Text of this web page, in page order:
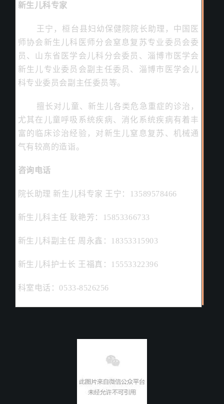
新生儿科专家
王宁，桓台县妇幼保健院院长助理，中国医
师协会新生儿科医师分会窒息复苏专业委员会委
员、山东省医学会儿科分会委员、淄博市医学会
新生儿专业委员会副主任委员、淄博市医学会儿
科专业委员会副主任委员等。
擅长对儿童、新生儿各类危急重症的诊治，
尤其在儿童呼吸系统疾病、消化系统疾病有着丰
富的临床诊治经验，对新生儿窒息复苏、机械通
气有较高的造诣。
咨询电话
院长助理 新生儿科专家 王宁：13589578466
新生儿科 主任 耿艳芳：15853366733
新生儿科副主任 周永鑫：18353315903
新生儿科护士长 王福真：15553322396
科室电话： 0533-8526256